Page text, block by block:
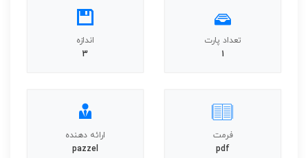
تعداد پارت
1
اندازه
3
فرمت
pdf
ارائه دهنده
pazzel